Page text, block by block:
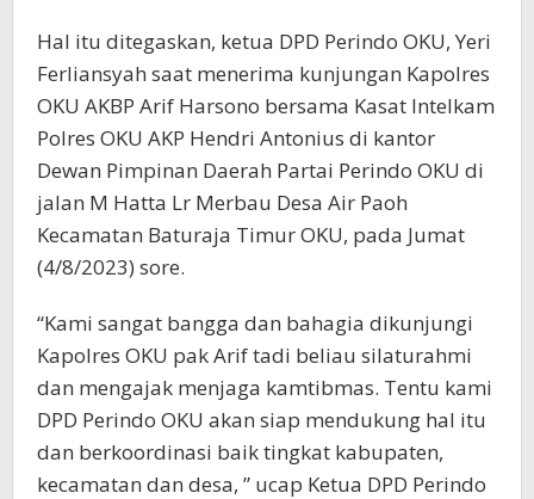
Hal itu ditegaskan, ketua DPD Perindo OKU, Yeri
Ferliansyah saat menerima kunjungan Kapolres
OKU AKBP Arif Harsono bersama Kasat Intelkam
Polres OKU AKP Hendri Antonius di kantor
Dewan Pimpinan Daerah Partai Perindo OKU di
jalan M Hatta Lr Merbau Desa Air Paoh
Kecamatan Baturaja Timur OKU, pada Jumat
(4/8/2023) sore.
“Kami sangat bangga dan bahagia dikunjungi
Kapolres OKU pak Arif tadi beliau silaturahmi
dan mengajak menjaga kamtibmas. Tentu kami
DPD Perindo OKU akan siap mendukung hal itu
dan berkoordinasi baik tingkat kabupaten,
kecamatan dan desa, ” ucap Ketua DPD Perindo